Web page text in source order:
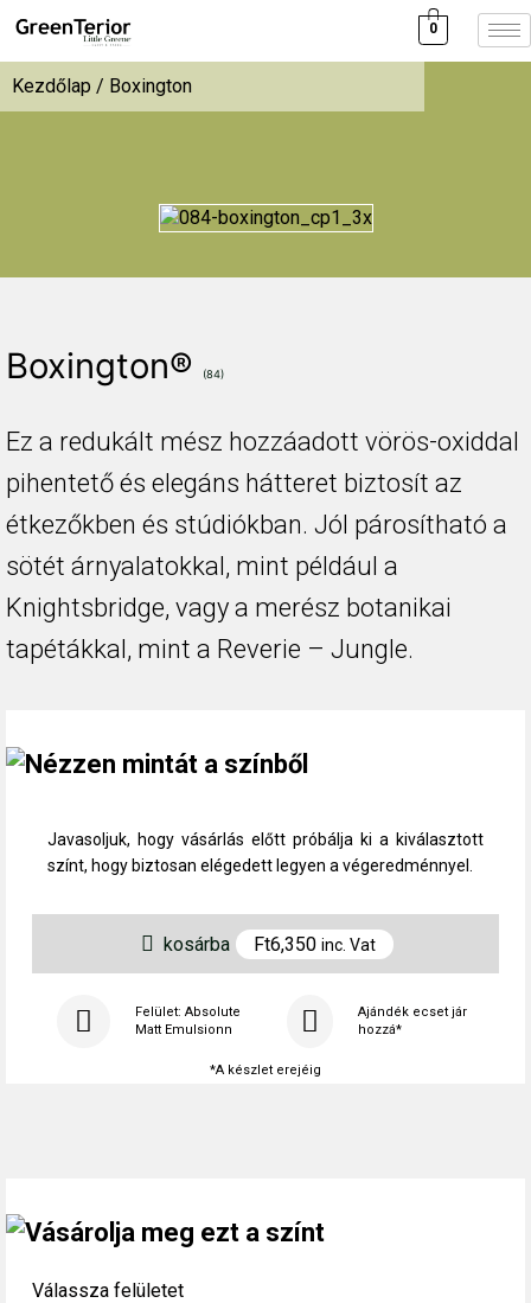
0
Kezdőlap / Boxington
Boxington® (84)
Ez a redukált mész hozzáadott vörös-oxiddal
pihentető és elegáns hátteret biztosít az
étkezőkben és stúdiókban. Jól párosítható a
sötét árnyalatokkal, mint például a
Knightsbridge, vagy a merész botanikai
tapétákkal, mint a Reverie – Jungle.
Nézzen mintát a színből
Javasoljuk, hogy vásárlás előtt próbálja ki a kiválasztott
színt, hogy biztosan elégedett legyen a végeredménnyel.
kosárba Ft6,350 inc. Vat
Felület: Absolute
Matt Emulsionn
Ajándék ecset jár
hozzá*
*A készlet erejéig
Vásárolja meg ezt a színt
Válassza felületet